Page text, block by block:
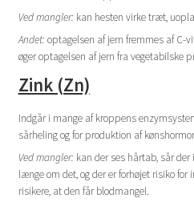
Ved mangler:kan hesten virke træt,
Andet:optagelsen af jern fremmes af C-
øger optagelsen af jern fra vegetabilske
Zink (Zn)
Indgår i mange af kroppens
sårheling og for produktion af
Ved mangler:kan der ses hårtab, sår der
længe om det, og der er forhøjet risiko for
risikere, at den får blodmangel.